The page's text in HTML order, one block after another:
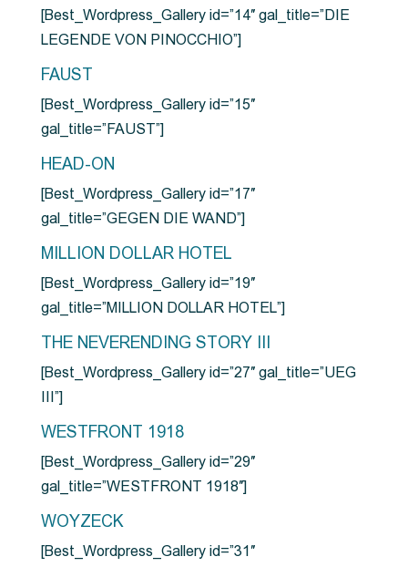
[Best_Wordpress_Gallery id=”14″ gal_title=”DIE
LEGENDE VON PINOCCHIO”]
FAUST
[Best_Wordpress_Gallery id=”15″
gal_title=”FAUST”]
HEAD-ON
[Best_Wordpress_Gallery id=”17″
gal_title=”GEGEN DIE WAND”]
MILLION DOLLAR HOTEL
[Best_Wordpress_Gallery id=”19″
gal_title=”MILLION DOLLAR HOTEL”]
THE NEVERENDING STORY III
[Best_Wordpress_Gallery id=”27″ gal_title=”UEG
III”]
WESTFRONT 1918
[Best_Wordpress_Gallery id=”29″
gal_title=”WESTFRONT 1918″]
WOYZECK
[Best_Wordpress_Gallery id=”31″